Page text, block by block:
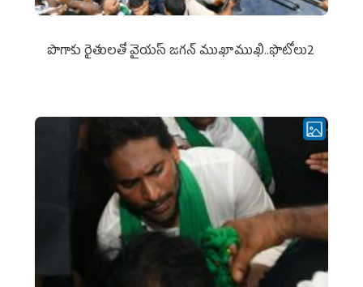
పొగాకు రైతుల‌తో వైయ‌స్ జ‌గ‌న్ ముఖాముఖి..ఫొటోలు2